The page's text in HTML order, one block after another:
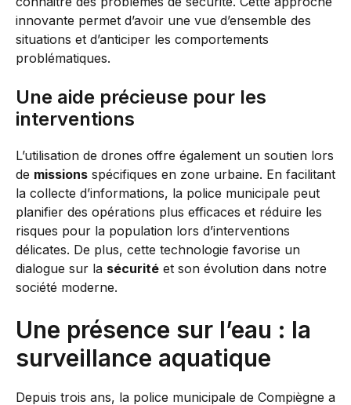
innovante permet d’avoir une vue d’ensemble des
situations et d’anticiper les comportements
problématiques.
Une aide précieuse pour les
interventions
L’utilisation de drones offre également un soutien lors
de missions spécifiques en zone urbaine. En facilitant
la collecte d’informations, la police municipale peut
planifier des opérations plus efficaces et réduire les
risques pour la population lors d’interventions
délicates. De plus, cette technologie favorise un
dialogue sur la sécurité et son évolution dans notre
société moderne.
Une présence sur l’eau : la
surveillance aquatique
Depuis trois ans, la police municipale de Compiègne a